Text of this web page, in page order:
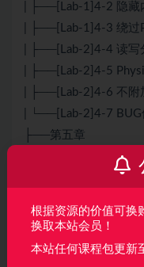
| ├──[Lab-1]4-2 隐藏
| ├──[Lab-1]4-3 绕过
| ├──[Lab-2]4-4 读写
| ├──[Lab-2]4-5
| ├──[Lab-2]4-6 不附
| └──[Lab-2]4-7
├──第五章
| ├──5-1 APC的概念
| ├──5-2 APC相关结
| ├──5-4
| ├──5-5 逆向不同属
根据资源的价值可换
换取本站会员！
本站任何课程包更新